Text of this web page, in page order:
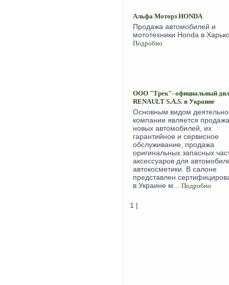
Альфа Моторз HONDA
Продажа автомобилей и
мототехники Honda в
Подробно
ООО "Трек"- официальный
RENAULT S.A.S. в Украине
Основным видом
компании является продажа
новых автомобилей, их
гарантийное и сервисное
обслуживание, продажа
оригинальных запасных
аксессуаров для
автокосметики. В салоне
представлен
в Украине м... Подробно
1 |